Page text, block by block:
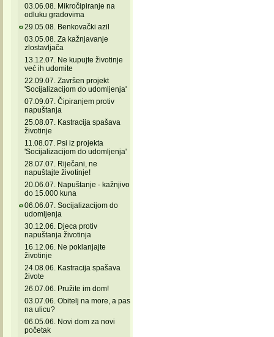
03.06.08. Mikročipiranje na
odluku gradovima
29.05.08. Benkovački azil
03.05.08. Za kažnjavanje
zlostavljača
13.12.07. Ne kupujte životinje
već ih udomite
22.09.07. Završen projekt
'Socijalizacijom do udomljenja'
07.09.07. Čipiranjem protiv
napuštanja
25.08.07. Kastracija spašava
životinje
11.08.07. Psi iz projekta
'Socijalizacijom do udomljenja'
28.07.07. Riječani, ne
napuštajte životinje!
20.06.07. Napuštanje - kažnjivo
do 15.000 kuna
06.06.07. Socijalizacijom do
udomljenja
30.12.06. Djeca protiv
napuštanja životinja
16.12.06. Ne poklanjajte
životinje
24.08.06. Kastracija spašava
živote
26.07.06. Pružite im dom!
03.07.06. Obitelj na more, a pas
na ulicu?
06.05.06. Novi dom za novi
početak